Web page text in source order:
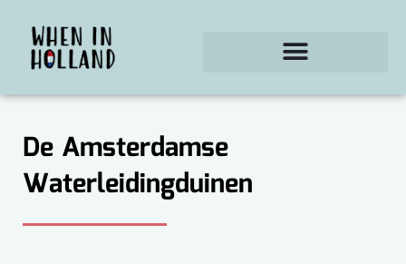
naar
inhoud
De Amsterdamse
Waterleidingduinen